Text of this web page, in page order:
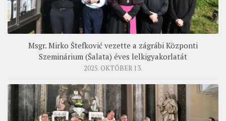
Msgr. Mirko Štefković vezette a zágrábi Központi
Szeminárium (Šalata) éves lelkigyakorlatát
2025. OKTÓBER 13.